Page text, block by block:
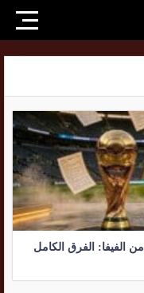
مقارنة بين الكرة الذهبية وجائزة The Best من الفيفا: الفرق الكامل